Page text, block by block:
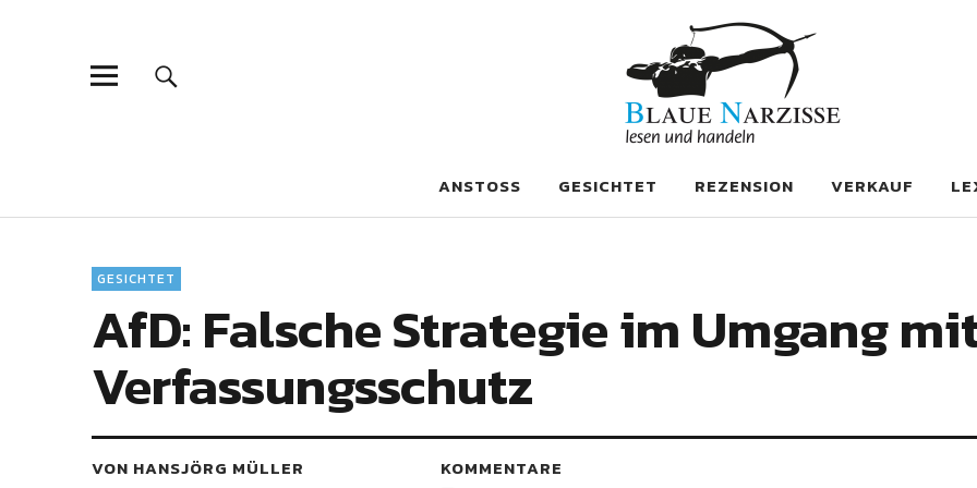
Blaue Narzisse
ANSTOSS GESICHTET REZENSION VERKAUF
GESICHTET
AfD: Falsche Strategie im Umgang
Verfassungsschutz
VON HANSJÖRG MÜLLER
KOMMENTARE